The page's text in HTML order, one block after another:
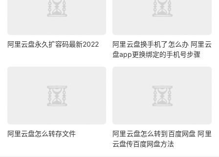
阿里云盘永久扩容码最新2022
阿里云盘换手机了怎么办 阿里云
盘app更换绑定的手机号步骤
阿里云盘怎么转存文件
阿里云盘怎么转到百度网盘 阿里
云盘传百度网盘方法